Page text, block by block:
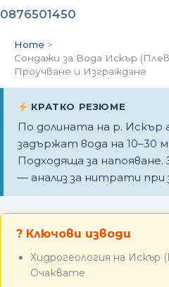
to
0876501450
Home
Сондажи за Вода Искър
Проучване и Изграждане
КРАТКО РЕЗЮМЕ
По долината на р. Искър
задържат вода на 10–30
Подходяща за
— анализ за нитрати при
? Ключови изводи
Хидрогеология на Искър
Очаквате